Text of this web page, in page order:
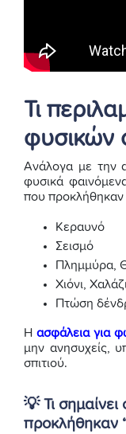
Τι
φυσικών
Ανάλογα με την
φυσικά
που
Κεραυνό
Σεισμό
Πλημμύρα,
Χιόνι,
Πτώση
Η ασφάλεια για
μην ανησυχείς,
σπιτιού.
💡 Τι
προκλήθηκαν